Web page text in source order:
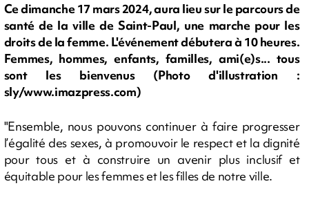
Ce dimanche 17 mars 2024, aura lieu sur le parcours de
santé de la ville de Saint-Paul, une marche pour les
droits de la femme. L'événement débutera à 10 heures.
Femmes, hommes, enfants, familles, ami(e)s... tous
sont les bienvenus (Photo d'illustration :
sly/www.imazpress.com)
"Ensemble, nous pouvons continuer à faire progresser
l’égalité des sexes, à promouvoir le respect et la dignité
pour tous et à construire un avenir plus inclusif et
équitable pour les femmes et les filles de notre ville.